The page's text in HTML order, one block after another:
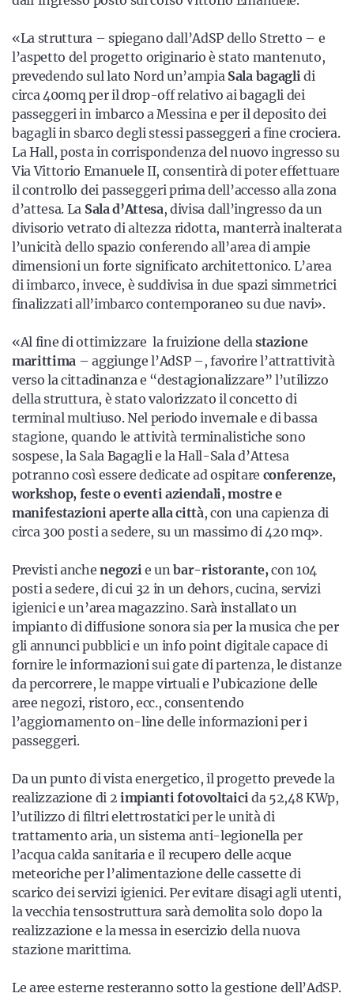
«La struttura – spiegano dall’AdSP dello Stretto – e
l’aspetto del progetto originario è stato mantenuto,
prevedendo sul lato Nord un’ampiaSala bagaglidi
circa 400mq per il drop-off relativo ai bagagli dei
passeggeri in imbarco a Messina e per il deposito dei
bagagli in sbarco degli stessi passeggeri a fine crociera.
La Hall, posta in corrispondenza del nuovo ingresso su
Via Vittorio Emanuele II, consentirà di poter effettuare
il controllo dei passeggeri prima dell’accesso alla zona
d’attesa. La Sala d’Attesa, divisa dall’ingresso da un
divisorio vetrato di altezza ridotta, manterrà inalterata
l’unicità dello spazio conferendo all’area di ampie
dimensioni un forte significato architettonico. L’area
di imbarco, invece, è suddivisa in due spazi simmetrici
finalizzati all’imbarco contemporaneo su due navi».
«Al fine di ottimizzare la fruizione dellastazione
marittima – aggiunge l’AdSP –, favorire l’attrattività
verso la cittadinanza e “destagionalizzare” l’utilizzo
della struttura, è stato valorizzato il concetto di
terminal multiuso. Nel periodo invernale e di bassa
stagione, quando le attività terminalistiche sono
sospese, la Sala Bagagli e la Hall-Sala d’Attesa
potranno così essere dedicate ad ospitare conferenze,
workshop, feste o eventi aziendali, mostre e
manifestazioni aperte alla città, con una capienza di
circa 300 posti a sedere, su un massimo di 420 mq».
Previsti anchenegozie unbar-ristorante,con 104
posti a sedere, di cui 32 in un dehors, cucina, servizi
igienici e un’area magazzino. Sarà installato un
impianto di diffusione sonora sia per la musica che per
gli annunci pubblici e un info point digitale capace di
fornire le informazioni sui gate di partenza, le distanze
da percorrere, le mappe virtuali e l’ubicazione delle
aree negozi, ristoro, ecc., consentendo
l’aggiornamento on-line delle informazioni per i
passeggeri.
Da un punto di vista energetico, il progetto prevede la
realizzazione di 2 impianti fotovoltaicida 52,48 KWp,
l’utilizzo di filtri elettrostatici per le unità di
trattamento aria, un sistema anti-legionella per
l’acqua calda sanitaria e il recupero delle acque
meteoriche per l’alimentazione delle cassette di
scarico dei servizi igienici. Per evitare disagi agli utenti,
la vecchia tensostruttura sarà demolita solo dopo la
realizzazione e la messa in esercizio della nuova
stazione marittima.
Le aree esterne resteranno sotto la gestione dell’AdSP.